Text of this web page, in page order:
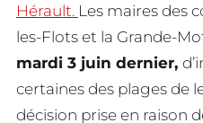
Hérault. Les maires des
les-Flots et la Grande-
mardi 3 juin dernier,
certaines des plages de
décision prise en raison